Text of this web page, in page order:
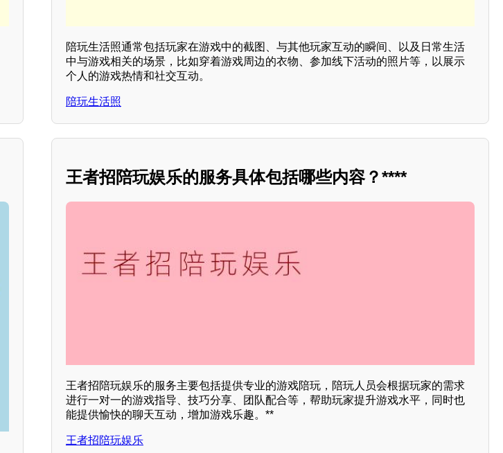
陪玩生活照通常包括玩家在游戏中的截图、与其他玩家互动的瞬间、以及日常生活
中与游戏相关的场景，比如穿着游戏周边的衣物、参加线下活动的照片等，以展示
个人的游戏热情和社交互动。
陪玩生活照
王者招陪玩娱乐的服务具体包括哪些内容？****
王者招陪玩娱乐的服务主要包括提供专业的游戏陪玩，陪玩人员会根据玩家的需求
进行一对一的游戏指导、技巧分享、团队配合等，帮助玩家提升游戏水平，同时也
能提供愉快的聊天互动，增加游戏乐趣。**
王者招陪玩娱乐